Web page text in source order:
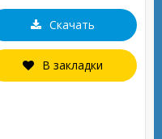
Скачать
В закладки